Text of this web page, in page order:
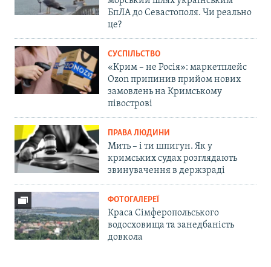
БпЛА до Севастополя. Чи реально
це?
СУСПІЛЬСТВО
«Крим – не Росія»: маркетплейс
Ozon припинив прийом нових
замовлень на Кримському
півострові
ПРАВА ЛЮДИНИ
Мить – і ти шпигун. Як у
кримських судах розглядають
звинувачення в держзраді
ФОТОГАЛЕРЕЇ
Краса Сімферопольського
водосховища та занедбаність
довкола